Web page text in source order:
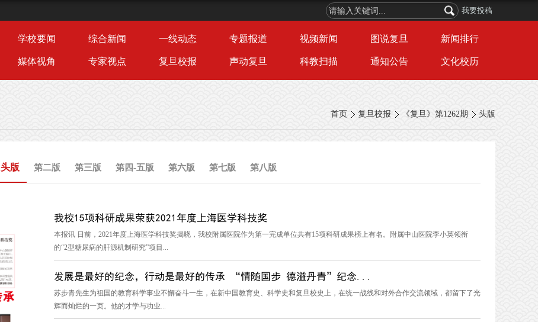
我要投稿
学校要闻 综合新闻 一线动态 专题报道 视频新闻 图说复旦 新闻排行
媒体视角 专家视点 复旦校报 声动复旦 科教扫描 通知公告 文化校历
首页 复旦校报 《复旦》第1262期 头版
头版 第二版 第三版 第四-五版 第六版 第七版 第八版
我校15项科研成果荣获2021年度上海医学科技奖
本报讯 日前，2021年度上海医学科技奖揭晓，我校附属医院作为第一完成单位共有15项科研成果榜上有名。附属中山医院李小英领衔
的“2型糖尿病的肝源机制研究”项目...
发展是最好的纪念，行动是最好的传承 “情随国步 德溢丹青”纪念...
苏步青先生为祖国的教育科学事业不懈奋斗一生，在新中国教育史、科学史和复旦校史上，在统一战线和对外合作交流领域，都留下了光
辉而灿烂的一页。他的才学与功业...